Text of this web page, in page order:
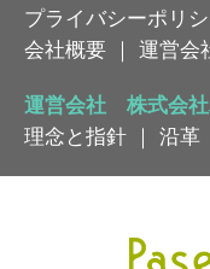
プライバシーポリ
会社概要 ｜ 運営会
運営会社 株式会社
理念と指針 ｜ 沿革